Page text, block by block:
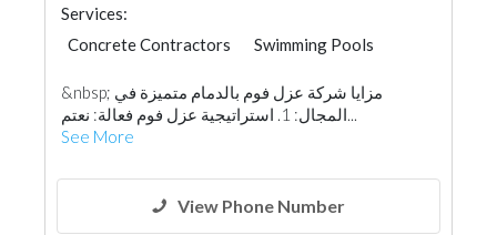
Services:
Concrete Contractors
Swimming Pools
&nbsp; مزايا شركة عزل فوم بالدمام متميزة في
المجال: 1. استراتيجية عزل فوم فعالة: نعتم...
See More
View Phone Number